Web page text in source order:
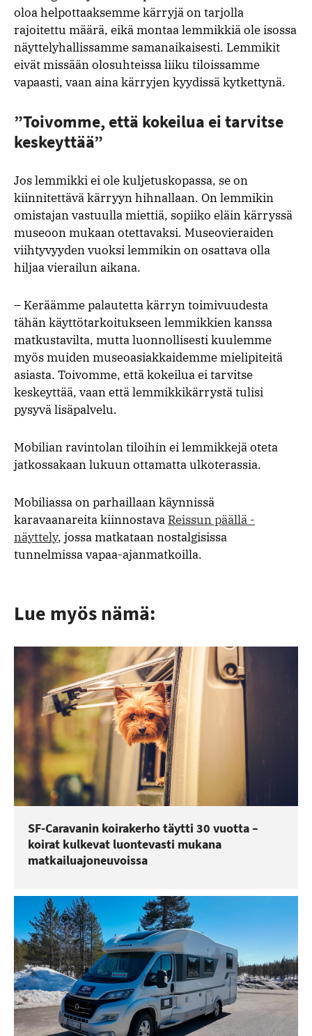
oloa helpottaaksemme kärryjä on tarjolla
rajoitettu määrä, eikä montaa lemmikkiä ole isossa
näyttelyhallissamme samanaikaisesti. Lemmikit
eivät missään olosuhteissa liiku tiloissamme
vapaasti, vaan aina kärryjen kyydissä kytkettynä.
”Toivomme, että kokeilua ei tarvitse
keskeyttää”
Jos lemmikki ei ole kuljetuskopassa, se on
kiinnitettävä kärryyn hihnallaan. On lemmikin
omistajan vastuulla miettiä, sopiiko eläin kärryssä
museoon mukaan otettavaksi. Museovieraiden
viihtyvyyden vuoksi lemmikin on osattava olla
hiljaa vierailun aikana.
– Keräämme palautetta kärryn toimivuudesta
tähän käyttötarkoitukseen lemmikkien kanssa
matkustavilta, mutta luonnollisesti kuulemme
myös muiden museoasiakkaidemme mielipiteitä
asiasta. Toivomme, että kokeilua ei tarvitse
keskeyttää, vaan että lemmikkikärrystä tulisi
pysyvä lisäpalvelu.
Mobilian ravintolan tiloihin ei lemmikkejä oteta
jatkossakaan lukuun ottamatta ulkoterassia.
Mobiliassa on parhaillaan käynnissä
karavaanareita kiinnostava Reissun päällä -
näyttely, jossa matkataan nostalgisissa
tunnelmissa vapaa-ajanmatkoilla.
Lue myös nämä:
SF-Caravanin koirakerho täytti 30 vuotta –
koirat kulkevat luontevasti mukana
matkailuajoneuvoissa